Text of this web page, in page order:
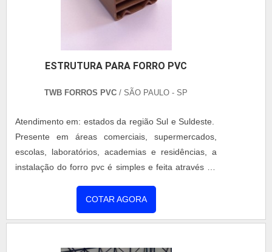
ESTRUTURA PARA FORRO PVC
TWB FORROS PVC / SÃO PAULO - SP
Atendimento em: estados da região Sul e Suldeste.
Presente em áreas comerciais, supermercados,
escolas, laboratórios, academias e residências, a
instalação do forro pvc é simples e feita através da
superfície desejada. Ao procurar por estrutura para
forro pvc é essencial contar com uma empresa
COTAR AGORA